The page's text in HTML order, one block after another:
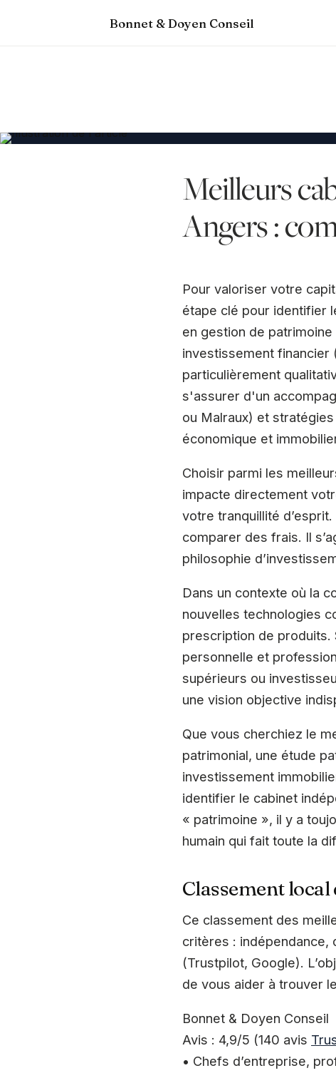
Bonnet & Doyen Conseil
Meilleurs
Angers :
Pour valoriser votre
étape clé pour identifier
en gestion de
investissement
particulièrement
s'assurer d'un
ou Malraux) et
économique et
Choisir parmi les
impacte directement
votre tranquillité
comparer des frais. Il
philosophie
Dans un contexte où la
nouvelles technologies
prescription de produits.
personnelle et
supérieurs ou
une vision objective
Que vous cherchiez le
patrimonial, une étude
investissement
identifier le cabinet
« patrimoine », il y a
humain qui fait toute la
Classement
Ce classement des
critères : indépendance,
(Trustpilot, Google).
de vous aider à trouver
Bonnet & Doyen Conseil
Avis : 4,9/5 (140 avis
• Chefs d’entreprise,